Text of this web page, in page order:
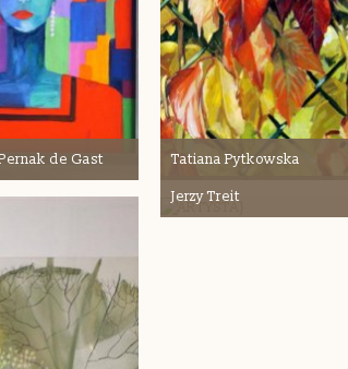
de Gast Tatiana Pytkowska
Jerzy Treit